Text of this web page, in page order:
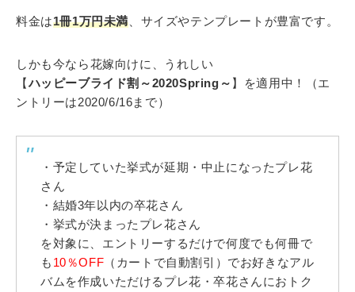
料金は1冊1万円未満 、サイズやテンプレートが豊富です。
しかも今なら花嫁向けに、うれしい
【ハッピーブライド割～2020Spring～ 】を適用中！（エ
ントリーは2020/6/16まで）
・予定していた挙式が延期・中止になったプレ花
さん
・結婚3年以内の卒花さん
・挙式が決まったプレ花さん
を対象に、 エントリーするだけで何度でも何冊で
も 10％OFF （カートで自動割引） でお好きなアル
バムを作成いただけるプレ花・卒花さんにおトク